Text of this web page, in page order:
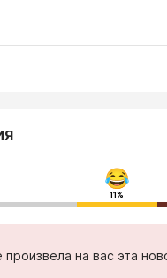
11%
произвела на вас эта